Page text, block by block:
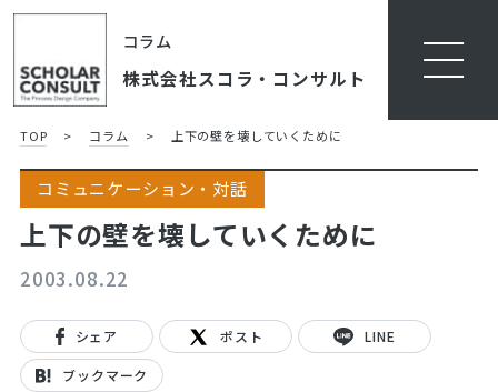
コラム
株式会社スコラ・コンサルト
TOP > コラム > 上下の壁を壊していくために
コミュニケーション・対話
上下の壁を壊していくために
2003.08.22
シェア ポスト LINE
ブックマーク